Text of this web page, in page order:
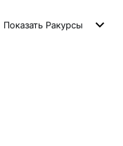
Показать Ракурсы